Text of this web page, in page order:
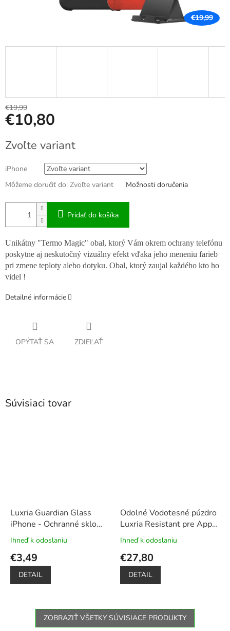
€19,99
€19,99
€10,80
cena:
Zvoľte variant
iPhone
Môžeme doručiť do: Zvoľte variant Možnosti doručenia
Pridať do košíka
Unikátny "Termo Magic" obal, ktorý Vám okrem ochrany telefónu
poskytne aj neskutočný vizuálny efekt vďaka jeho meneniu farieb
pri zmene teploty alebo dotyku. Obal, ktorý zaujal každého kto ho
videl !
Detailné informácie
OPÝTAŤ SA ZDIEĽAŤ
Súvisiaci tovar
Luxria Guardian Glass
iPhone - Ochranné sklo
pre Apple iPhone
Priemerné
hodnotenie
produktu
hviezdičiek.
Ihneď k odoslaniu
€3,49
DETAIL
Odolné Vodotesné púzdro
Luxria Resistant pre Apple
iPhone - Čierne
+ Plavák k
obalu ako darček
Priemerné
hodnotenie
produktu
hviezdičiek.
Ihneď k odoslaniu
€27,80
DETAIL
ZOBRAZIŤ VŠETKY SÚVISIACE PRODUKTY